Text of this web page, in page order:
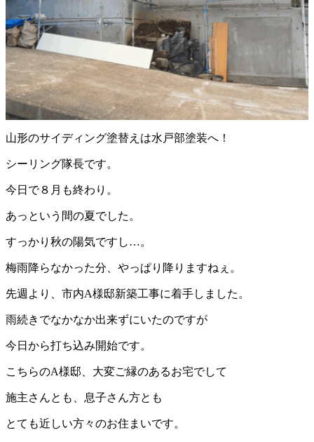
山形のサイディング塗替えは水戸部塗装へ！
シーリング隊長です。
今日で８月も終わり。
あっという間の夏でした。
すっかり秋の陽気ですし…。
梅雨降らなかった分、やっぱり降りますねぇ。
先週より、市内A様邸新築工事に着手しました。
雨続きでなかなか出来ずにいたのですが
今日から打ち込み開始です。
こちらのA様邸、大変ご縁のあるお宅でして
施主さんとも、息子さん方とも
とても近しい方々のお住まいです。